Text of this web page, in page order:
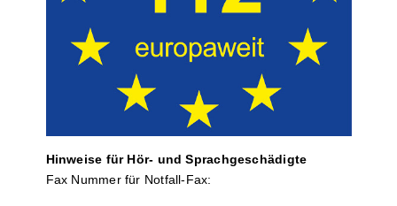
Hinweise für Hör- und Sprach­ge­schä­digte
Fax Nummer für Notfall-Fax: